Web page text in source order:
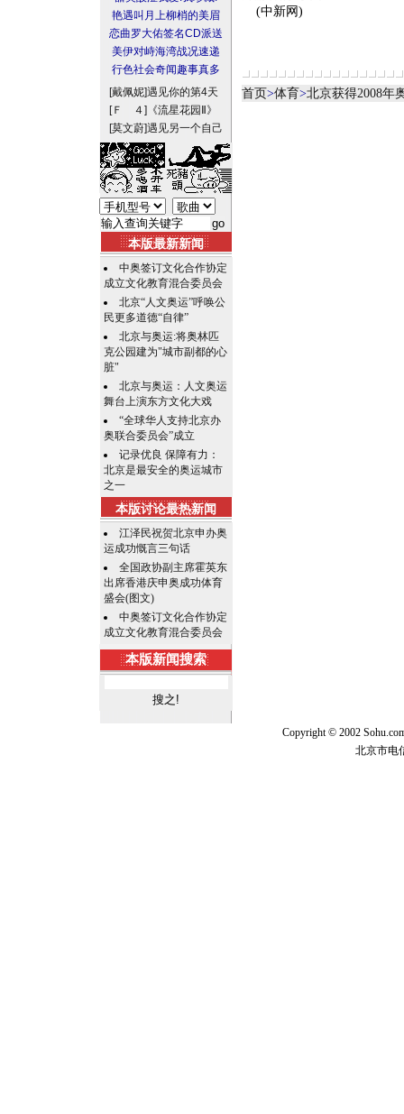
艳遇叫月上柳梢的美眉
恋曲罗大佑签名CD派送
美伊对峙海湾战况速递
行色社会奇闻趣事真多
[戴佩妮]遇见你的第4天
[Ｆ ４] 《流星花园Ⅱ》
[莫文蔚]遇见另一个自己
本版最新新闻
中奥签订文化合作协定
成立文化教育混合委员会
北京“人文奥运”呼唤公
民更多道德“自律”
北京与奥运:将奥林匹
克公园建为"城市副都的心
脏"
北京与奥运：人文奥运
舞台上演东方文化大戏
“全球华人支持北京办
奥联合委员会”成立
记录优良 保障有力：
北京是最安全的奥运城市
之一
本版讨论最热新闻
江泽民祝贺北京申办奥
运成功慨言三句话
全国政协副主席霍英东
出席香港庆申奥成功体育
盛会(图文)
中奥签订文化合作协定
成立文化教育混合委员会
本版新闻搜索
(中新网)
首页>体育>北京获得2008年
Copyright © 2002
北京市电